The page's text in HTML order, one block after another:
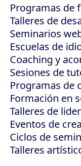
Programas de
Talleres de
Seminarios
Escuelas de
Coaching y
Sesiones de
Programas de
Formación en
Talleres de
Eventos de
Ciclos de
Talleres